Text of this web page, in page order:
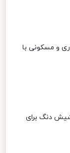
و مسکونی با
دنگ برای